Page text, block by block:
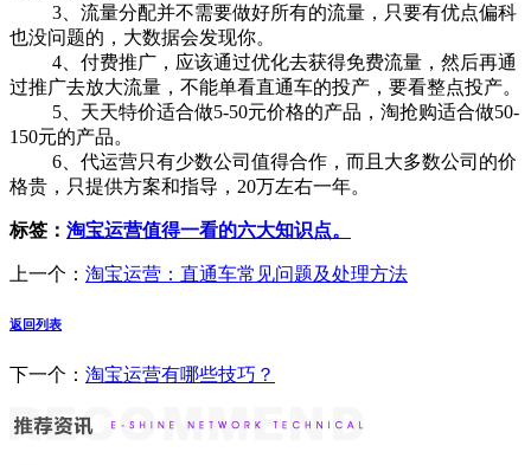
3、流量分配并不需要做好所有的流量，只要有优点偏科
也没问题的，大数据会发现你。
4、付费推广，应该通过优化去获得免费流量，然后再通
过推广去放大流量，不能单看直通车的投产，要看整点投产。
5、天天特价适合做5-50元价格的产品，淘抢购适合做50-
150元的产品。
6、代运营只有少数公司值得合作，而且大多数公司的价
格贵，只提供方案和指导，20万左右一年。
标签： 淘宝运营值得一看的六大知识点。
上一个： 淘宝运营：直通车常见问题及处理方法
返回列表
下一个： 淘宝运营有哪些技巧？